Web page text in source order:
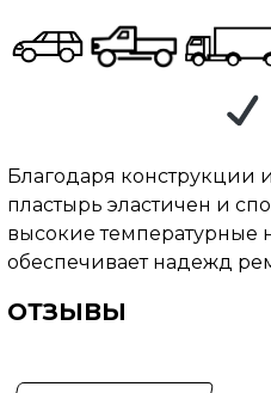
Благодаря конструкции
пластырь эластичен и
высокие температурные
обеспечивает надежд
ОТЗЫВЫ